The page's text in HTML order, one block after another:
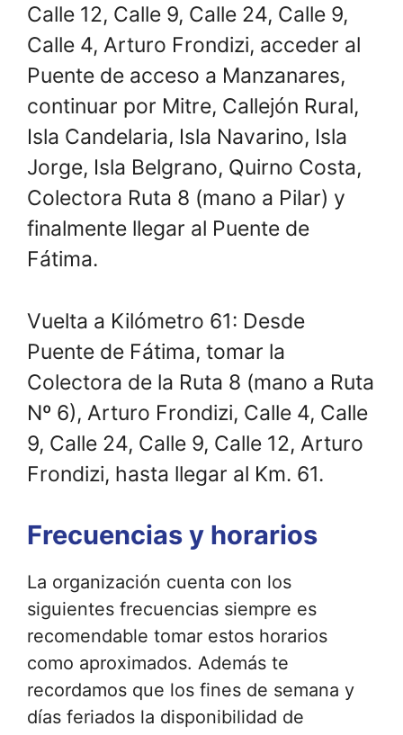
Calle 12, Calle 9, Calle 24, Calle 9,
Calle 4, Arturo Frondizi, acceder al
Puente de acceso a Manzanares,
continuar por Mitre, Callejón Rural,
Isla Candelaria, Isla Navarino, Isla
Jorge, Isla Belgrano, Quirno Costa,
Colectora Ruta 8 (mano a Pilar) y
finalmente llegar al Puente de
Fátima.
Vuelta a Kilómetro 61: Desde
Puente de Fátima, tomar la
Colectora de la Ruta 8 (mano a Ruta
Nº 6), Arturo Frondizi, Calle 4, Calle
9, Calle 24, Calle 9, Calle 12, Arturo
Frondizi, hasta llegar al Km. 61.
Frecuencias y horarios
La organización cuenta con los
siguientes frecuencias siempre es
recomendable tomar estos horarios
como aproximados. Además te
recordamos que los fines de semana y
días feriados la disponibilidad de